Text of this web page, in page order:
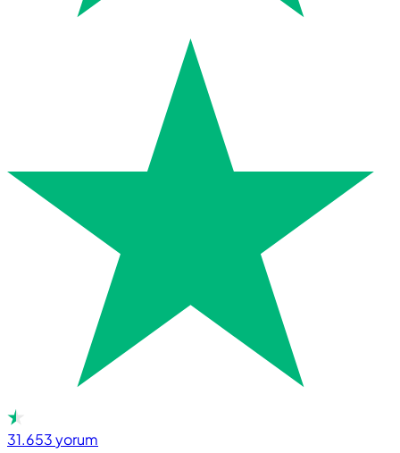
31.653yorum